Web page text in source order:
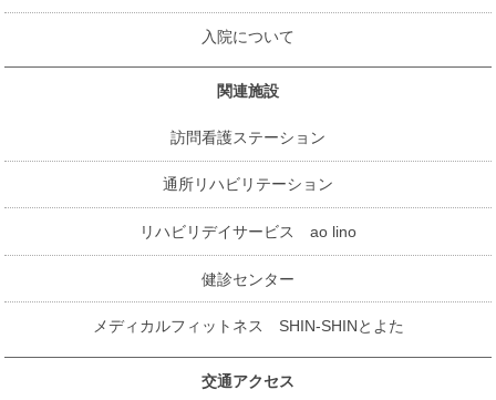
入院について
関連施設
訪問看護ステーション
通所リハビリテーション
リハビリデイサービス ao lino
健診センター
メディカルフィットネス SHIN-SHINとよた
交通アクセス